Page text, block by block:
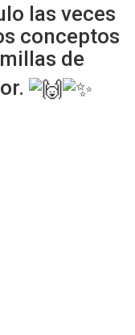
las veces
conceptos
de